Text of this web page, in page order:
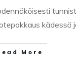
kädessä
More